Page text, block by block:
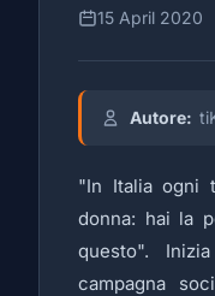
15 April 2020
Autore:
"In Italia ogni
donna: hai la
questo".
campagna